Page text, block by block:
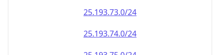
25.193.73.0/24
25.193.74.0/24
25.193.75.0/24